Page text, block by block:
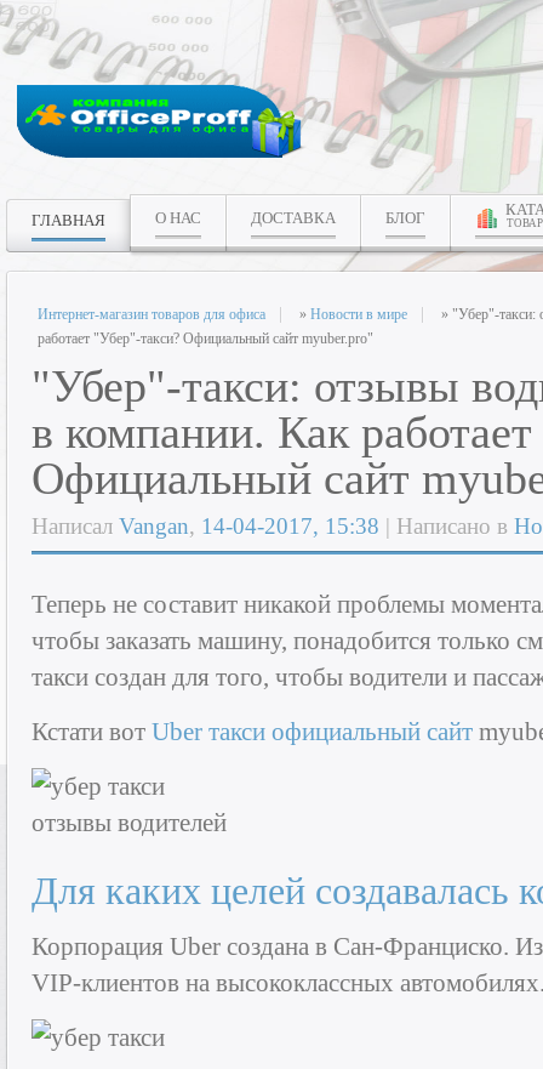
ГЛАВНАЯ О НАС ДОСТАВКА БЛОГ
Интернет-магазин товаров для офиса » Новости в мире
» "Убер"-такси:
работает "Убер"-такси? Официальный сайт myuber.pro"
"Убер"-такси: отзывы
в компании. Как
Официальный сайт
Написал Vangan, 14-04-2017, 15:38 | Написано в
Теперь не составит никакой проблемы
чтобы заказать машину, понадобится только
такси создан для того, чтобы водители и
Кстати вот Uber такси официальный сайт
Для каких целей создавалась
Корпорация Uber создана в Сан-Франциско.
VIP-клиентов на высококлассных